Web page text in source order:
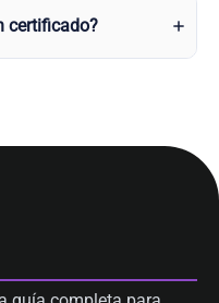
certificado?